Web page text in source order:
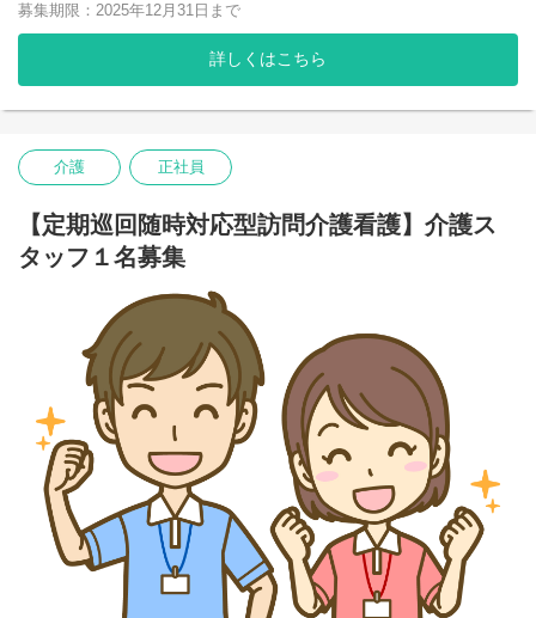
お客様満足のためにスタッフ一丸となって取り組んでいます。
あなたの個性と能力を最大限に生かせる環境で私たちの仲間とし
て一緒に働いてみませんか。
まで丁寧に指導いたします。
募集期限：2025年12月31日まで
詳しくはこちら
介護 正社員
【定期巡回随時対応型訪問介護看護】介護ス
タッフ１名募集